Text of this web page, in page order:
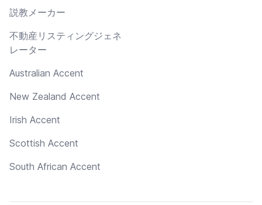
説教メーカー
不動産リスティングジェネ
レーター
Australian Accent
New Zealand Accent
Irish Accent
Scottish Accent
South African Accent